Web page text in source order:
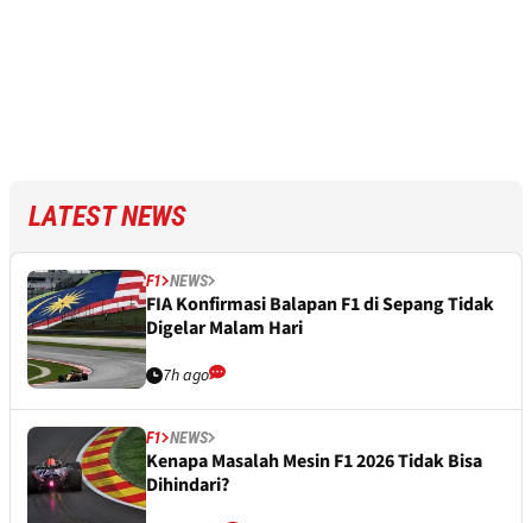
LATEST NEWS
F1 NEWS
FIA Konfirmasi Balapan F1 di Sepang Tidak
Digelar Malam Hari
7h ago
F1 NEWS
Kenapa Masalah Mesin F1 2026 Tidak Bisa
Dihindari?